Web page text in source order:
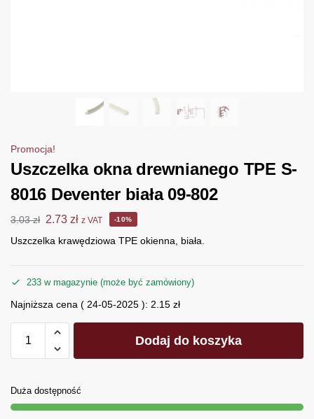
Promocja!
Uszczelka okna drewnianego TPE S-
8016 Deventer biała 09-802
3.03zł 2.73 zł z VAT -10%
Uszczelka krawędziowa TPE okienna, biała.
233 w magazynie (może być zamówiony)
Najniższa cena ( 24-05-2025 ): 2.15 zł
Dodaj do koszyka
Duża dostępność